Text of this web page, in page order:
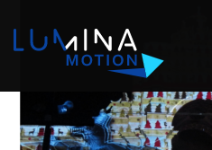
About
Solutions
Portfolio